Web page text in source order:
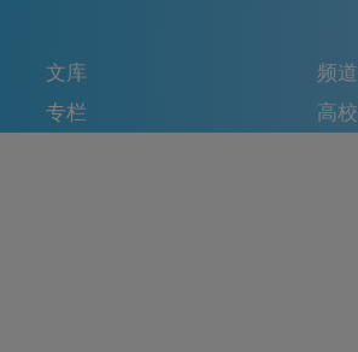
文库 频道
专栏
高校